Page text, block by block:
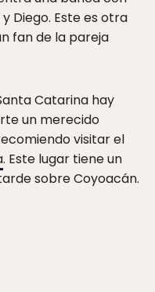
Diego. Este es otra
fan de la pareja
Catarina hay
un merecido
visitar el
. Este lugar tiene un
sobre Coyoacán.